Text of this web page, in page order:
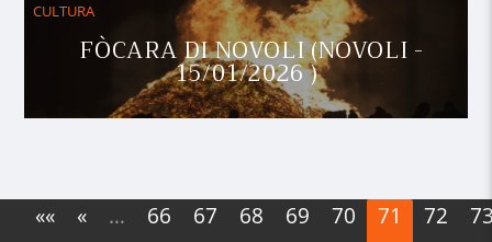
CULTURA
FÒCARA DI NOVOLI (NOVOLI -
15/01/2026 )
«« « … 66 67 68 69 70 71 72